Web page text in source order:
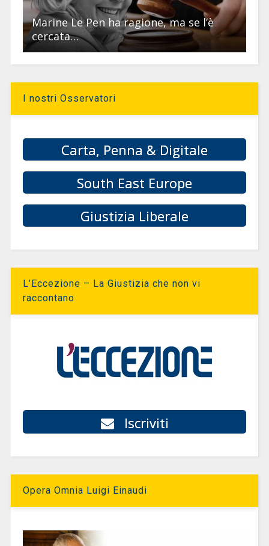
Marine Le Pen ha ragione, ma se l’è
cercata…
I nostri Osservatori
Carta, Penna & Digitale
South East Europe
Giustizia Liberale
L’Eccezione – La Giustizia che non vi
raccontano
Iscriviti
Opera Omnia Luigi Einaudi